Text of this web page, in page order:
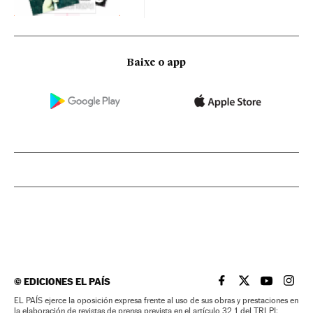
Baixe o app
©EDICIONES EL PAÍS EL PAÍS BRASIL EN
EL PAÍSEL PAÍS
EL
EL PAÍS ejerce la oposición expresa frente al uso de sus obras y prestaciones en